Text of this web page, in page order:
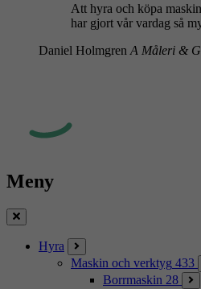
Att hyra och köpa
har gjort vår vardag så
Daniel Holmgren A Måleri &
Meny
Stäng
Hyra
Maskin och verktyg 433
Borrmaskin 28